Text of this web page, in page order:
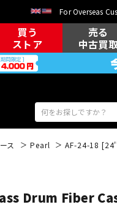
For Overseas
買う
ストア
売る
中古買
ス Pearl AF-24-18
Drum Fiber